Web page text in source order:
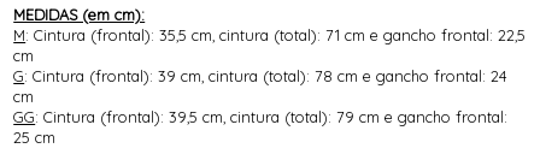
MEDIDAS (em cm):
M: Cintura (frontal): 35,5 cm, cintura (total): 71 cm e gancho frontal: 22,5
cm
G: Cintura (frontal): 39 cm, cintura (total): 78 cm e gancho frontal: 24
cm
GG: Cintura (frontal): 39,5 cm, cintura (total): 79 cm e gancho frontal:
25 cm